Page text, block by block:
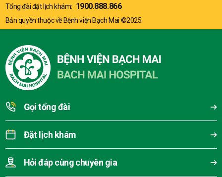
Tổng đài đặt lịch khám: 1900.888.866
Bản quyền thuộc về Bệnh viện Bạch Mai ©2025
Gọi tổng đài
Đặt lịch khám
Hỏi đáp cùng chuyên gia